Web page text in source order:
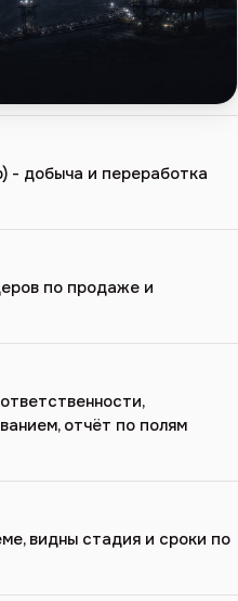
- добыча и переработка
по продаже и
отчёт по полям
видны стадия и сроки по